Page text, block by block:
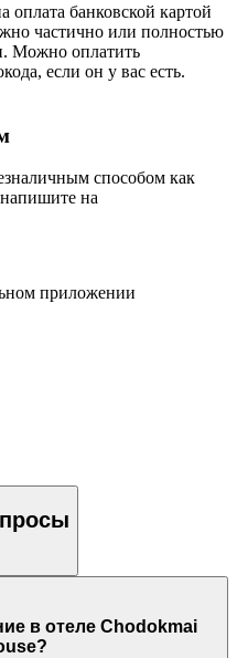
оплата банковской картой
частично или полностью
Можно оплатить
если он у вас есть.
способом как
на
приложении